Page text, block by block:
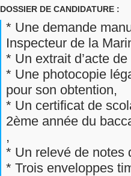
DOSSIER DE CANDIDATURE :
* Une demande
Inspecteur de la
* Un extrait d’acte
* Une photocopie
pour son obtention,
* Un certificat de
2ème année du
,
* Un relevé de notes
* Trois enveloppes